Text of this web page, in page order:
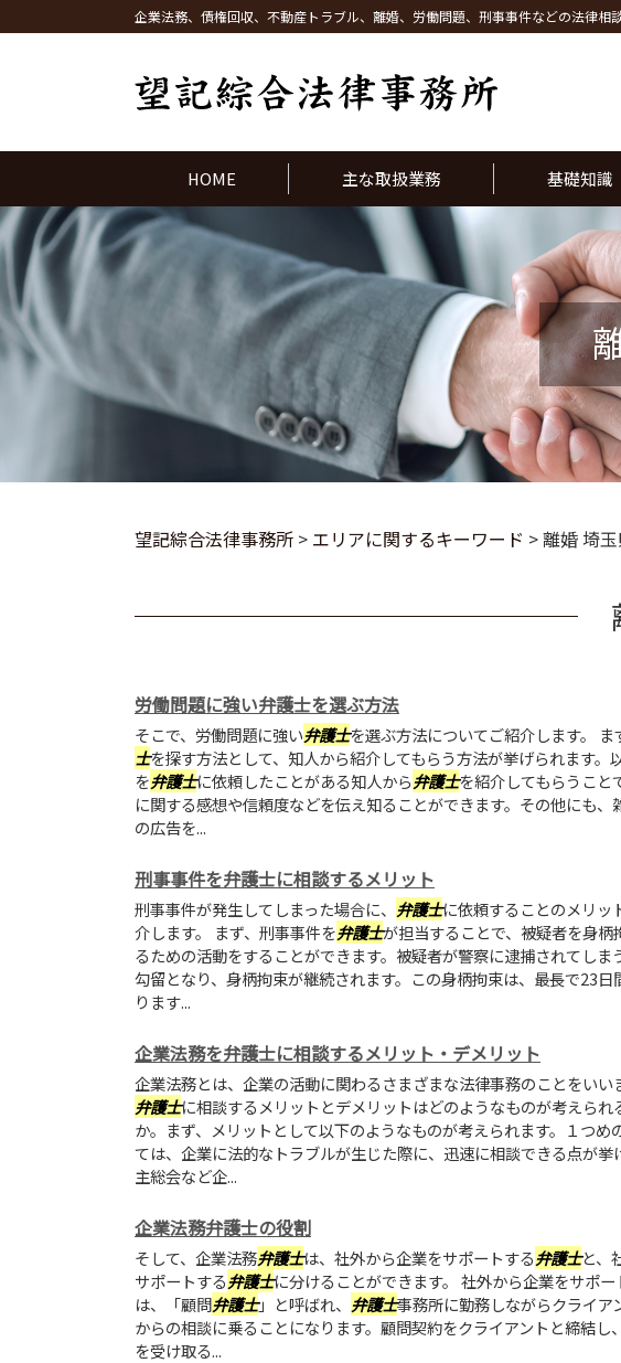
企業法務、債権回収、不動産トラブル、離婚、労働問題、刑事事件などの法律相
HOME 主な取扱業務 基礎知識
望記綜合法律事務所 > エリアに関するキーワード >離婚 埼
労働問題に強い弁護士を選ぶ方法
そこで、労働問題に強い弁護士を選ぶ方法についてご紹介します。 ま
士を探す方法として、知人から紹介してもらう方法が挙げられます。
を弁護士に依頼したことがある知人から弁護士を紹介してもらうこと
に関する感想や信頼度などを伝え知ることができます。その他にも、
の広告を...
刑事事件を弁護士に相談するメリット
刑事事件が発生してしまった場合に、 弁護士に依頼することのメリッ
介します。 まず、刑事事件を弁護士が担当することで、被疑者を身柄
るための活動をすることができます。被疑者が警察に逮捕されてしま
勾留となり、身柄拘束が継続されます。この身柄拘束は、最長で23日
ります...
企業法務を弁護士に相談するメリット・デメリット
企業法務とは、企業の活動に関わるさまざまな法律事務のことをいい
弁護士に相談するメリットとデメリットはどのようなものが考えられ
か。まず、メリットとして以下のようなものが考えられます。１つめ
ては、企業に法的なトラブルが生じた際に、迅速に相談できる点が挙
主総会など企...
企業法務弁護士の役割
そして、企業法務弁護士は、社外から企業をサポートする弁護士と、
サポートする弁護士に分けることができます。 社外から企業をサポー
は、「顧問弁護士」と呼ばれ、 弁護士事務所に勤務しながらクライア
からの相談に乗ることになります。顧問契約をクライアントと締結し
を受け取る...